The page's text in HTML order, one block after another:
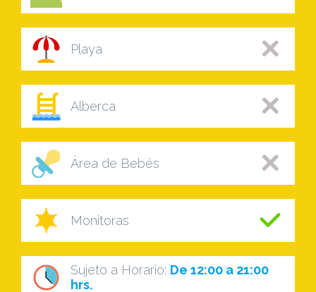
Playa
Alberca
Área de Bebés
Monitoras
Sujeto a Horario: De 12:00 a 21:00
hrs.